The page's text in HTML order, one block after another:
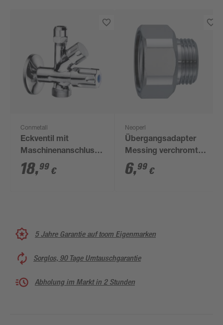
Conmetall
Eckventil mit
Maschinenanschluss
3/8
18,99 €
Neoperl
Übergangsadapter
Messing verchromt
1/2"/3/8"
6,99 €
5 Jahre Garantie auf toom Eigenmarken
Sorglos, 90 Tage Umtauschgarantie
Abholung im Markt in 2 Stunden